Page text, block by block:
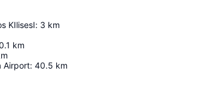
KIlisesI: 3 km
km
Airport: 40.5 km